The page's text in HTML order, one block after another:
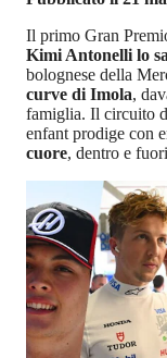
Il primo Gran
Kimi Antonelli lo
bolognese della
curve di Imola,
famiglia. Il circuito
enfant prodige con
cuore, dentro e